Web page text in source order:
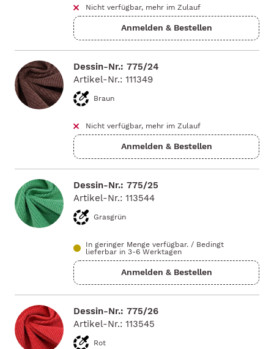
Nicht verfügbar, mehr im Zulauf
Dessin-Nr.: 775/24
Artikel-Nr.: 111349
Braun
Nicht verfügbar, mehr im Zulauf
Dessin-Nr.: 775/25
Artikel-Nr.: 113544
Grasgrün
In geringer Menge verfügbar. / Bedingt
lieferbar in 3-6 Werktagen
Dessin-Nr.: 775/26
Artikel-Nr.: 113545
Rot